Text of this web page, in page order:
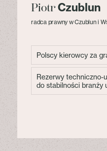
PiotrCzublun
radca prawny w Czublun i
Polscy kierowcy za
Rezerwy techniczno-
do stabilności branży